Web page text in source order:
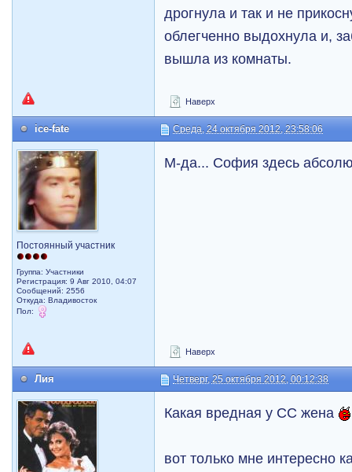
дрогнула и так и не
облегченно выдохнула и,
вышла из комнаты.
Наверх
ice-fate Среда, 24 октября 2012, 23:58:06
Постоянный участник
Группа: Участники
Регистрация: 9 Авг 2010, 04:07
Сообщений: 2556
Откуда: Владивосток
Пол:
М-да... София здесь
Наверх
Лия Четверг, 25 октября 2012, 00:12:38
Какая вредная у СС жена
вот только мне интересно